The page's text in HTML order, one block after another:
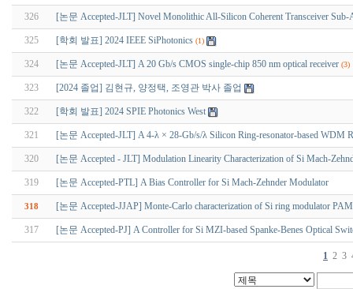
326 [논문 Accepted-JLT] Novel Monolithic All-Silicon Coherent Transceiver Sub-
325 [학회 발표] 2024 IEEE SiPhotonics (1)
324 [논문 Accepted-JLT] A 20 Gb/s CMOS single-chip 850 nm optical receiver (3)
323 [2024 졸업] 김현규, 양정택, 조영관 박사 졸업
322 [학회 발표] 2024 SPIE Photonics West
321 [논문 Accepted-JLT] A 4-λ × 28-Gb/s/λ Silicon Ring-resonator-based WDM
320 [논문 Accepted - JLT] Modulation Linearity Characterization of Si Mach-
319 [논문 Accepted-PTL] A Bias Controller for Si Mach-Zehnder Modulator
318 [논문 Accepted-JJAP] Monte-Carlo characterization of Si ring modulator
317 [논문 Accepted-PJ] A Controller for Si MZI-based Spanke-Benes Optical
1 2 3